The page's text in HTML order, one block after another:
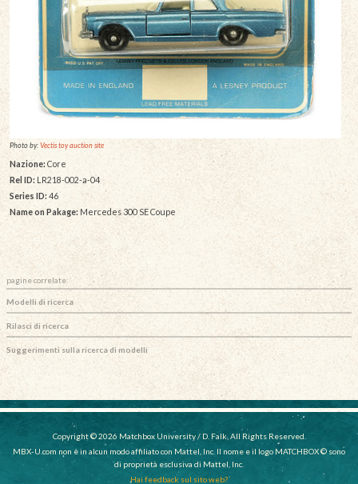
Photo by:Vectis toy auction site
Nazione: Core
Rel ID: LR218-002-a-04
Series ID: 46
Name on Pakage: Mercedes 300 SE Coupe
pagine correlate:
Modelli di ricerca
Rilasci di ricerca
Suggerimenti sulla ricerca di modelli
Copyright © 2026 Matchbox University / D. Falk, All Rights Reserved.
MBX-U.com non è in alcun modo affiliato con Mattel, Inc. Il nome e il logo MATCHBOX © sono
di proprietà esclusiva di Mattel, Inc.
Hai feedback sul sito web?